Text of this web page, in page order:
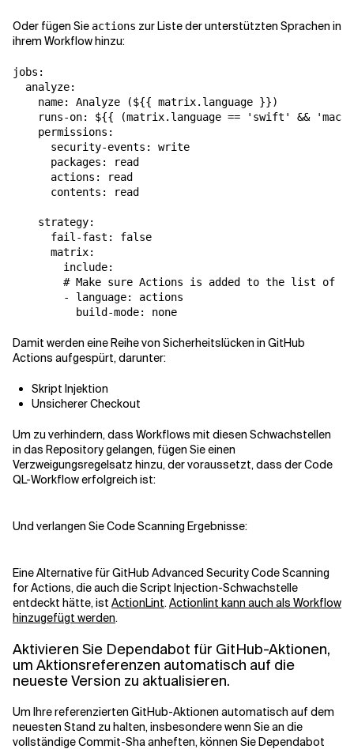
Oder fügen Sie actions zur Liste der unterstützten Sprachen in
ihrem Workflow hinzu:
jobs:
  analyze:
    name: Analyze (${{ matrix.language }})
runs-on: ${{ (matrix.language == 'swift' &&
    permissions:
      security-events: write
      packages: read
      actions: read
      contents: read
    strategy:
      fail-fast: false
      matrix:
        include:
# Make sure Actions is added to the list of
        - language: actions
          build-mode: none
Damit werden eine Reihe von Sicherheitslücken in GitHub
Actions aufgespürt, darunter:
Skript Injektion
Unsicherer Checkout
Um zu verhindern, dass Workflows mit diesen Schwachstellen
in das Repository gelangen, fügen Sie einen
Verzweigungsregelsatz hinzu, der voraussetzt, dass der Code
QL-Workflow erfolgreich ist:
Und verlangen Sie Code Scanning Ergebnisse:
Eine Alternative für GitHub Advanced Security Code Scanning
for Actions, die auch die Script Injection-Schwachstelle
entdeckt hätte, ist ActionLint.Actionlint kann auch als Workflow
hinzugefügt werden.
Aktivieren Sie Dependabot für GitHub-Aktionen,
um Aktionsreferenzen automatisch auf die
neueste Version zu aktualisieren.
Um Ihre referenzierten GitHub-Aktionen automatisch auf dem
neuesten Stand zu halten, insbesondere wenn Sie an die
vollständige Commit-Sha anheften, können Sie Dependabot